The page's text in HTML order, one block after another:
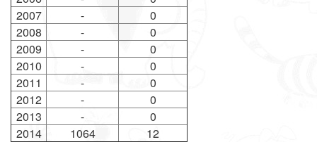
2007
-
0
2008
-
0
2009
-
0
2010
-
0
2011
-
0
2012
-
0
2013
-
0
2014
1064 12